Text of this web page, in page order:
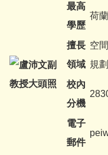
最高
學歷
荷
擅長
領域
空
規
校內
分機
電子
郵件